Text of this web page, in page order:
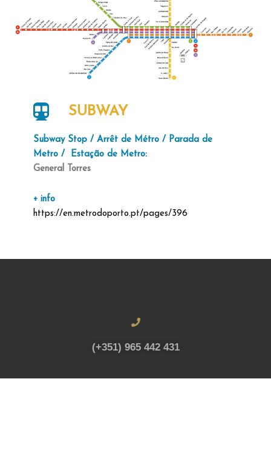
SUBWAY
Subway Stop / Arrêt de Métro / Parada de
Metro / Estação de Metro:
General Torres
+ info
https://en.metrodoporto.pt/pages/396
(+351) 965 442 431